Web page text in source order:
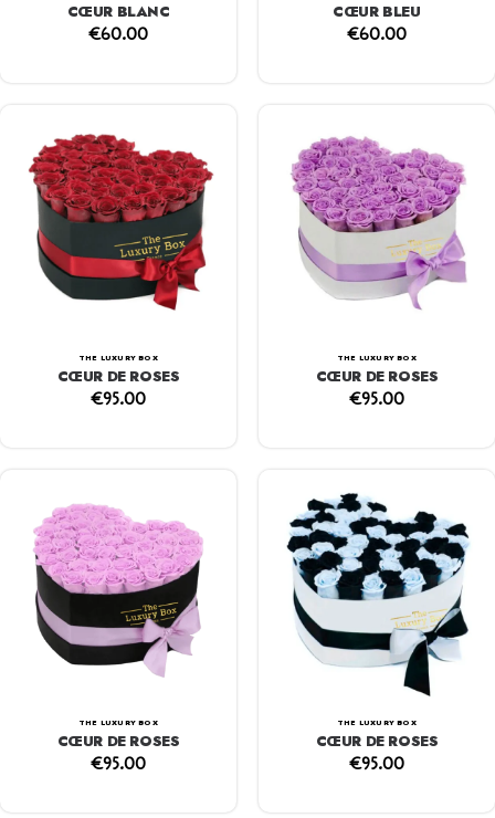
CŒUR BLANC
€60.00
CŒUR BLEU
€60.00
THE LUXURY BOX
CŒUR DE ROSES
€95.00
THE LUXURY BOX
CŒUR DE ROSES
€95.00
THE LUXURY BOX
CŒUR DE ROSES
€95.00
THE LUXURY BOX
CŒUR DE ROSES
€95.00